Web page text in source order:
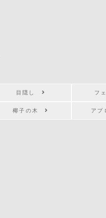
目隠し フ
椰子の木 ア